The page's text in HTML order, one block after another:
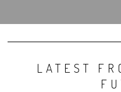
LATEST